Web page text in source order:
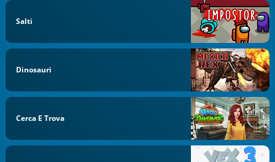
Salti
Dinosauri
Cerca E Trova